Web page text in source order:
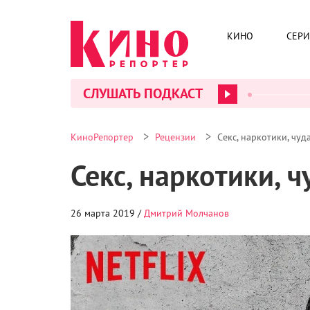
КИНО
СЛУШАТЬ ПОДКАСТ
«Сумасшедший пришелец», заработавшая
названная первым настоящим фантастическим
«Гравитации» картина заработала $298 млн, в
Другие более традиционные для праздников
соответственно. Также в Китае в феврале
Полнометражный мультфильм «Свинка Пеппа
праздник китайская корпорация Alibaba и
Фильмы праздничной недели собрали вместе
Поднебесной, но он всего на 1,5% выше, чем
млн меньше. Это говорит о том, что рекордный
Пеппы из Китая точно станет больше… Если,